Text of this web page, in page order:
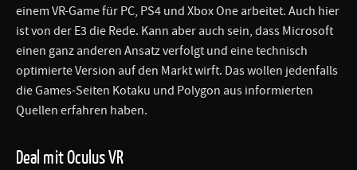
einem VR-Game für PC, PS4 und Xbox One arbeitet. Auch hier
ist von der E3 die Rede. Kann aber auch sein, dass Microsoft
einen ganz anderen Ansatz verfolgt und eine technisch
optimierte Version auf den Markt wirft. Das wollen jedenfalls
die Games-Seiten Kotaku und Polygon aus informierten
Quellen erfahren haben.
Deal mit Oculus VR